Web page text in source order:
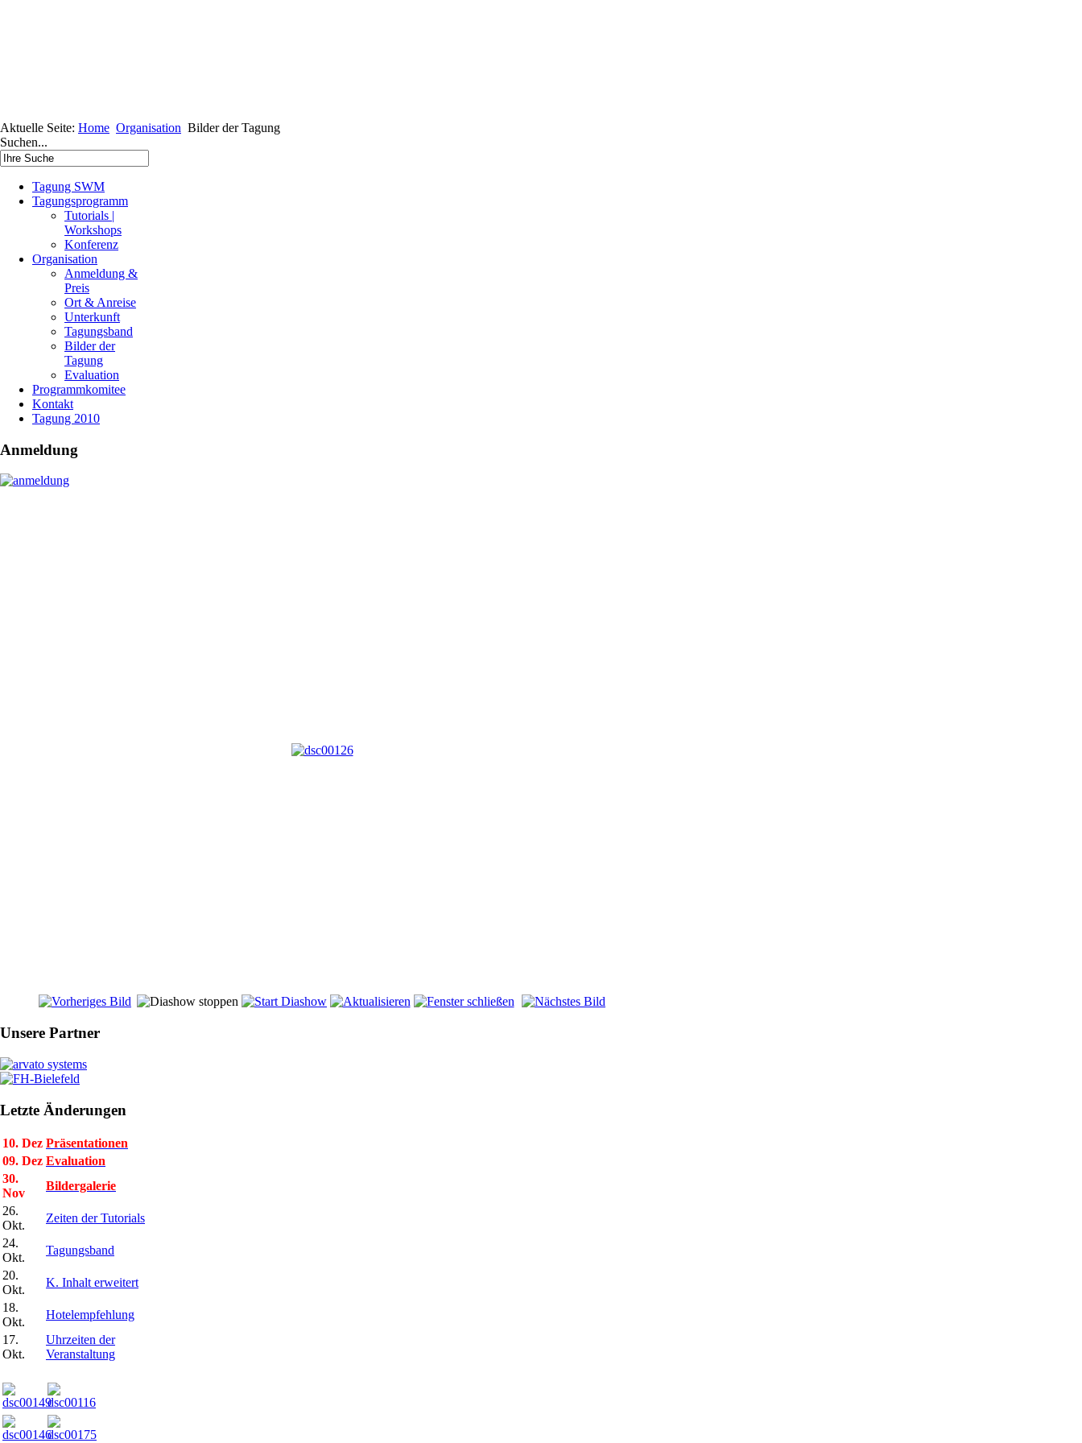
Aktuelle Seite: Home Organisation Bilder der Tagung
Suchen...
Tagung SWM
Tagungsprogramm
Tutorials |
Workshops
Konferenz
Organisation
Anmeldung &
Preis
Ort & Anreise
Unterkunft
Tagungsband
Bilder der
Tagung
Evaluation
Programmkomitee
Kontakt
Tagung 2010
Anmeldung
Unsere Partner
Letzte Änderungen
10. Dez Präsentationen
09. Dez Evaluation
30.
Nov
Bildergalerie
26.
Okt.
Zeiten der Tutorials
24.
Okt.
Tagungsband
20.
Okt.
K. Inhalt erweitert
18.
Okt.
Hotelempfehlung
17.
Okt.
Uhrzeiten der
Veranstaltung